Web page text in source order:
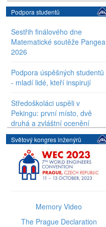
Podpora studentů
Sestřih finálového dne
Matematické soutěže Pangea
2026
Podpora úspěšných studentů
- mladí lidé, kteří inspirují
Středoškoláci uspěli v
Pekingu: první místo, dvě
druhá a zvláštní ocenění
EXPO SCIENCE AMAVET
2026
Světový kongres inženýrů
Memory Video
The Prague Declaration